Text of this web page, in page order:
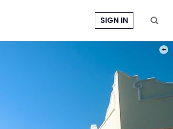
SIGN IN